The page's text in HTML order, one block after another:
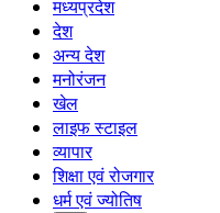
मध्यप्रदेश
देश
अन्य देश
मनोरंजन
खेल
लाइफ स्टाइल
व्यापार
शिक्षा एवं रोजगार
धर्म एवं ज्योतिष